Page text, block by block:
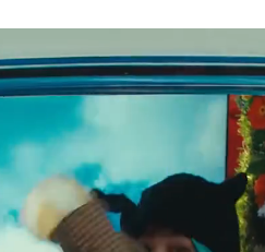
#5demo
Promoted
Terakhir yang dicari
Loading...